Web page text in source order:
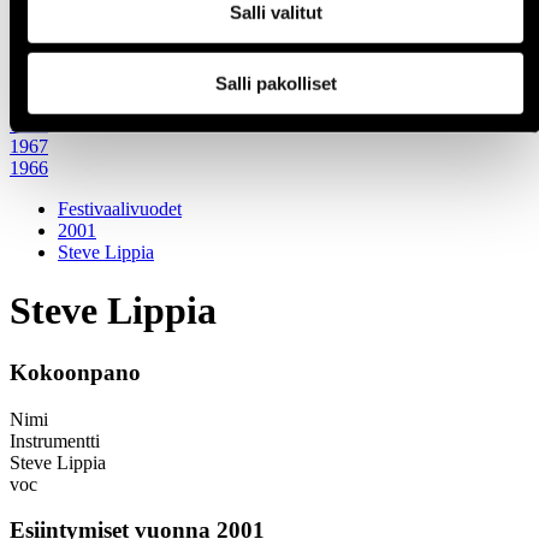
Salli valitut
Salli pakolliset
1971
1970
1968
1967
1966
Festivaalivuodet
2001
Steve Lippia
Steve Lippia
Kokoonpano
Nimi
Instrumentti
Steve Lippia
voc
Esiintymiset vuonna 2001